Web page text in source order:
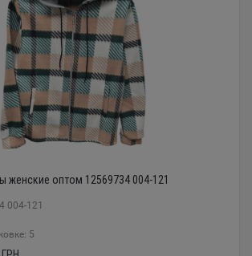
женские оптом 12569734 004-121
004-121
5